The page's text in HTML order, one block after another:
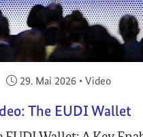
Veröffentlicht am:
29. Mai 2026 • Video
The EUDI Wallet